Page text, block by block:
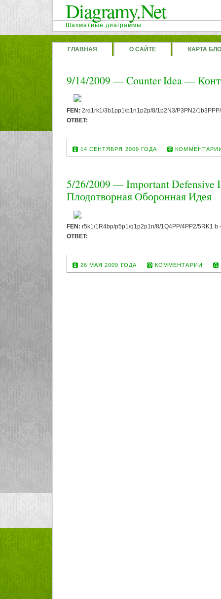
Diagramy.Net
Шахматные диаграммы
ГЛАВНАЯ О САЙТЕ КАРТА
9/14/2009 — Counter Idea —
FEN: 2rq1rk1/3b1pp1/p1n1p2p/8/1p2N3/P3PN2/
OTBET:
14 СЕНТЯБРЯ 2009 ГОДА
5/26/2009 — Important Defensive
Плодотворная Оборонная Идея
FEN: r5k1/1R4bp/p5p1/q1p2p1n/8/1Q4PP/4PP2/5RK1 b
OTBET:
26 МАЯ 2009 ГОДА КОММЕНТАРИИ